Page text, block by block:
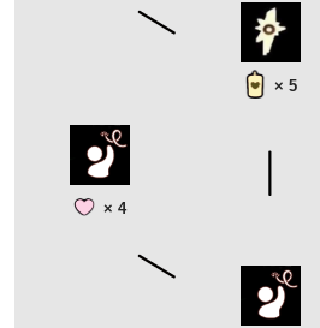
× 5
× 4